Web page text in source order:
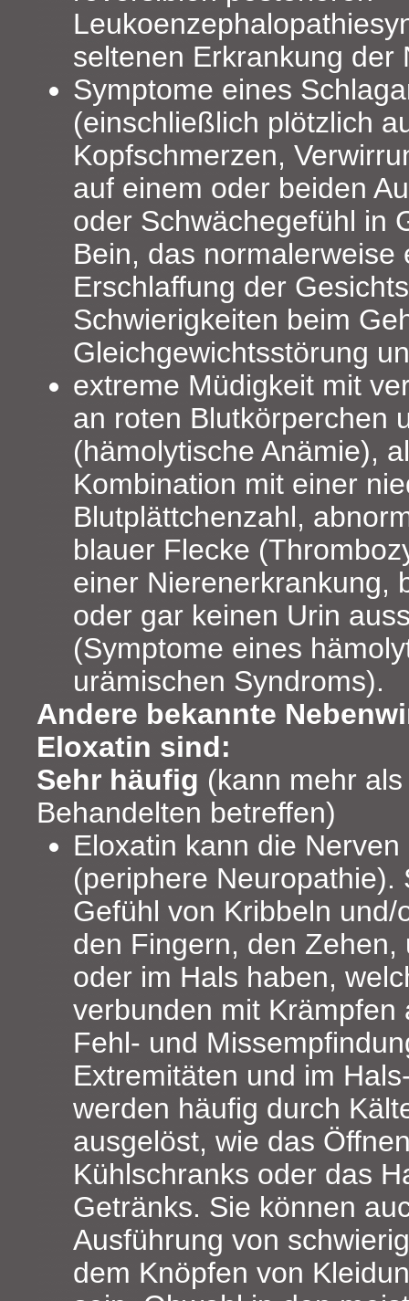
seltenen Erkrankung der
Symptome eines
(einschließlich plötzlich
Kopfschmerzen,
auf einem oder beiden
oder Schwächegefühl in
Bein, das normalerweise
Erschlaffung der
Schwierigkeiten beim
Gleichgewichtsstörung
extreme Müdigkeit mit
an roten Blutkörperchen
(hämolytische Anämie),
Kombination mit einer
Blutplättchenzahl,
blauer Flecke
einer Nierenerkrankung,
oder gar keinen Urin
(Symptome eines
urämischen Syndroms).
Andere bekannte
Eloxatin sind:
Sehr häufig (kann mehr
Behandelten betreffen)
Eloxatin kann die
(periphere Neuropathie).
Gefühl von Kribbeln und/
den Fingern, den Zehen,
oder im Hals haben,
verbunden mit Krämpfen
Fehl- und
Extremitäten und im
werden häufig durch
ausgelöst, wie das
Kühlschranks oder das
Getränks. Sie können
Ausführung von
dem Knöpfen von